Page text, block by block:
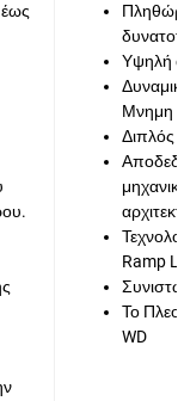
Υψηλή
Μνημη
Διπλός
Ramp
Το
WD